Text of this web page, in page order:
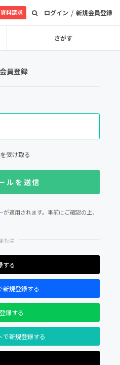
ログイン / 新規会員登録
資料請求
さがす
員登録
受け取る
が適用されます。事前にご確認の上、
する
規登録する
録する
で新規登録する